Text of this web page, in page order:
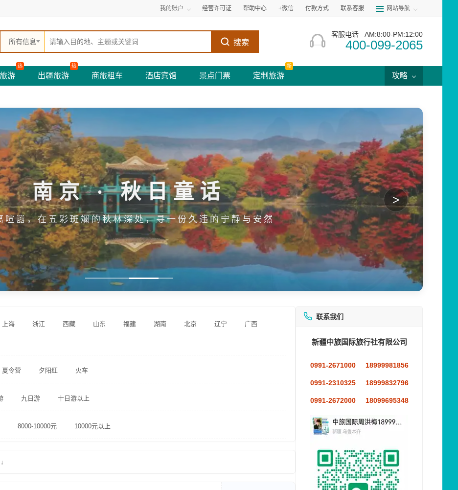
我的账户 经营许可证 帮助中心 +微信 付款方式 联系客服 网站导航
所有信息 搜索
客服电话 AM:8:00-PM:12:00
400-099-2065
游
热
出疆旅游
热
商旅租车 酒店宾馆 景点门票 定制旅游
新
攻略
南京 · 秋日童话
喧嚣，在五彩斑斓的秋林深处，寻一份久违的宁静与安然
>
上海 浙江 西藏 山东 福建 湖南 北京 辽宁 广西
夏令营 夕阳红 火车
九日游 十日游以上
8000-10000元 10000元以上
联系我们
新疆中旅国际旅行社有限公司
0991-2671000 18999981856
0991-2310325 18999832796
0991-2672000 18099695348